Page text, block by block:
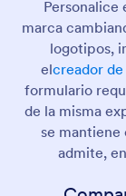
Personalice
marca
logotipos,
elcreador
formulario
de la misma
se
admite,